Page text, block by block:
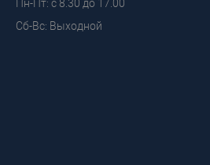
Пн-Пт: с 8.30 до 17.00
Сб-Вс: Выходной